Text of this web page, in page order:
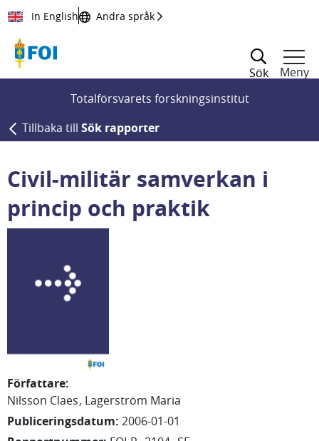
Till innehållet
In English Andra språk
Sök
Meny
Totalförsvarets forskningsinstitut
Tillbaka till Sök rapporter
Civil-militär samverkan i
princip och praktik
Författare:
Nilsson Claes Lagerström Maria
Publiceringsdatum: 2006-01-01